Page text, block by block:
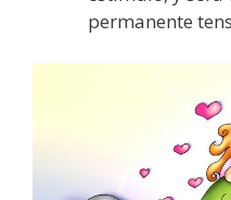
permanente